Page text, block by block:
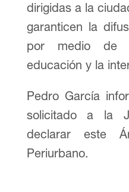
dirigidas a la
garanticen la
por medio de
educación y la
Pedro García
solicitado a la
declarar este
Periurbano.